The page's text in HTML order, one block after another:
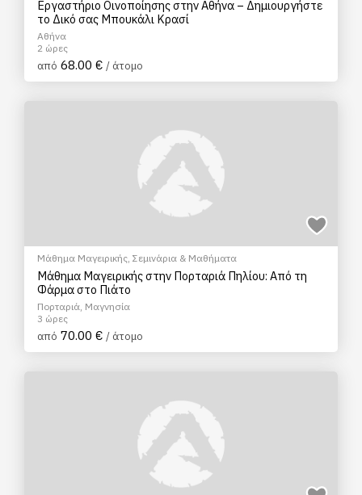
Εργαστήριο Οινοποίησης στην Αθήνα – Δημιουργήστε
το Δικό σας Μπουκάλι Κρασί
Αθήνα
2 ώρες
από 68.00 € / άτομο
Μάθημα Μαγειρικής, Σεμινάρια & Μαθήματα
Μάθημα Μαγειρικής στην Πορταριά Πηλίου: Από τη
Φάρμα στο Πιάτο
Πορταριά, Μαγνησία
3 ώρες
από 70.00 € / άτομο